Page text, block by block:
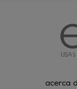
acerca